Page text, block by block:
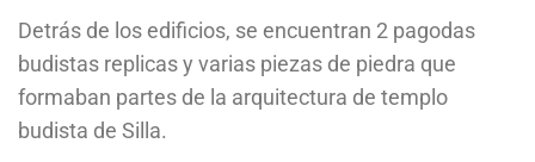
Detrás de los edificios, se encuentran 2 pagodas
budistas replicas y varias piezas de piedra que
formaban partes de la arquitectura de templo
budista de Silla.